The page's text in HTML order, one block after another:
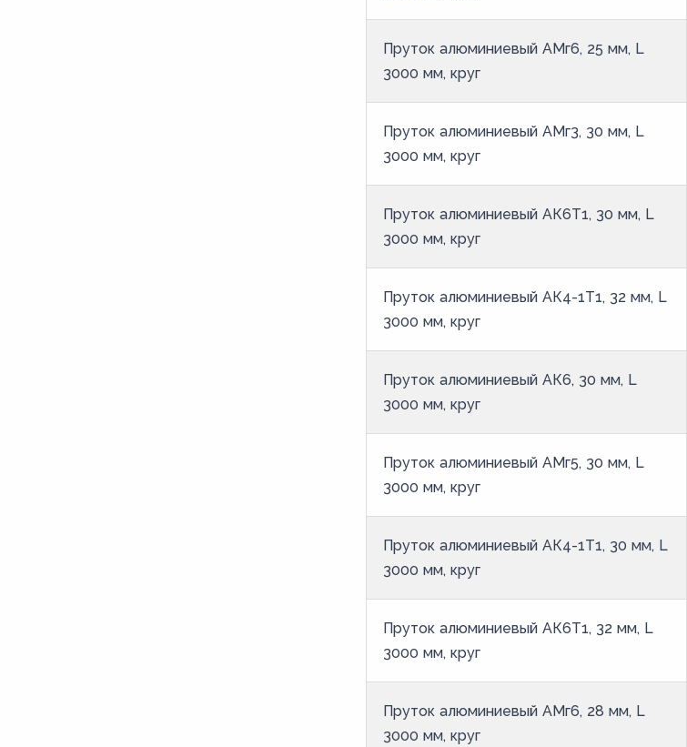
Пруток алюминиевый АМг6, 25 мм, L
3000 мм, круг
Пруток алюминиевый АМг3, 30 мм, L
3000 мм, круг
Пруток алюминиевый АК6Т1, 30 мм, L
3000 мм, круг
Пруток алюминиевый АК4-1Т1, 32 мм, L
3000 мм, круг
Пруток алюминиевый АК6, 30 мм, L
3000 мм, круг
Пруток алюминиевый АМг5, 30 мм, L
3000 мм, круг
Пруток алюминиевый АК4-1Т1, 30 мм, L
3000 мм, круг
Пруток алюминиевый АК6Т1, 32 мм, L
3000 мм, круг
Пруток алюминиевый АМг6, 28 мм, L
3000 мм, круг